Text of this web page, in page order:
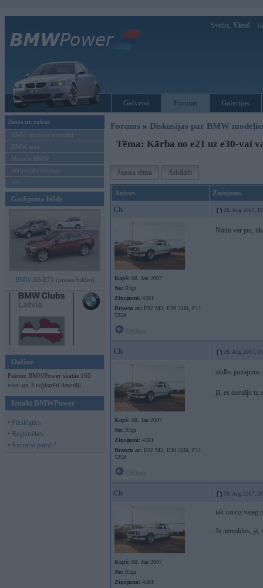
Sveiks, Viesi!
Galvenā Forums Galerijas
Ziņas un raksti
BMW modeļu jaunumi
BMW testi
Mēneša BMW
Sērijveida tūnings
Vel...
Gadījuma bilde
BMW X6 E71 (preses bildes)
Online
Pašreiz BMWPower skatās 160
viesi un 3 reģistrēti lietotāji.
Ienākt BMWPower
• Pieslēgties
• Reģistrēties
• Aizmirsi paroli?
Forums » Diskusijas par BMW
Tēma: Kārba no e21 uz e30-vai
Jauna tēma Atbildēt
Autors Ziņojums
Ch 26. Aug 2007,
Kopš: 08. Jan 2007
No: Rīga
Ziņojumi: 4381
Braucu ar: E92 M3, E30 318i, F11
535d
Nūūū var jau,
Ch 26. Aug 2007,
Kopš: 08. Jan 2007
No: Rīga
Ziņojumi: 4381
Braucu ar: E92 M3, E30 318i, F11
535d
stulbs
jā, es domāju
Ch 26. Aug 2007,
Kopš: 08. Jan 2007
No: Rīga
Ziņojumi: 4381
tak uzreiz vajag
Ja nemaldos, jā,